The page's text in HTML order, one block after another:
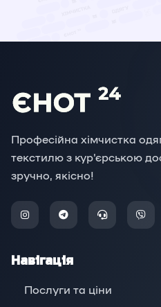
Професійна хімчистка
текстилю з кур'єрською
зручно, якісно!
Навігація
Послуги та ціни